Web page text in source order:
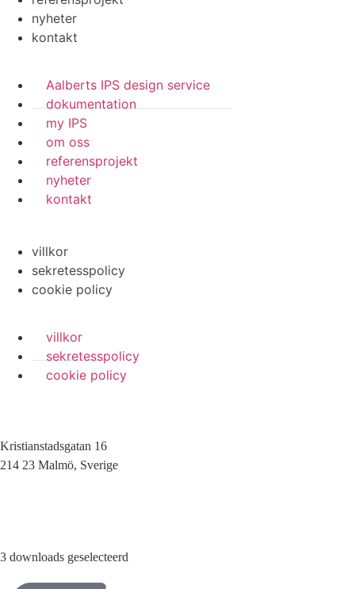
nyheter
kontakt
Aalberts IPS design service
dokumentation
my IPS
om oss
referensprojekt
nyheter
kontakt
villkor
sekretesspolicy
cookie policy
villkor
sekretesspolicy
cookie policy
Kristianstadsgatan 16
214 23 Malmö, Sverige
3 downloads geselecteerd